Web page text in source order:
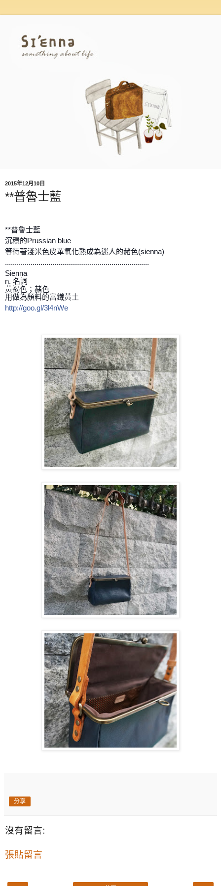
2015年12月10日
**普魯士藍
**普魯士藍
沉穩的Prussian blue
等待著淺米色皮革氧化熟成為迷人的赭色(sienna)
.........................................................................
Sienna
n. 名詞
黃褐色；赭色
用做為顏料的富鐵黃土
http://goo.gl/3l4nWe
分享
沒有留言:
張貼留言